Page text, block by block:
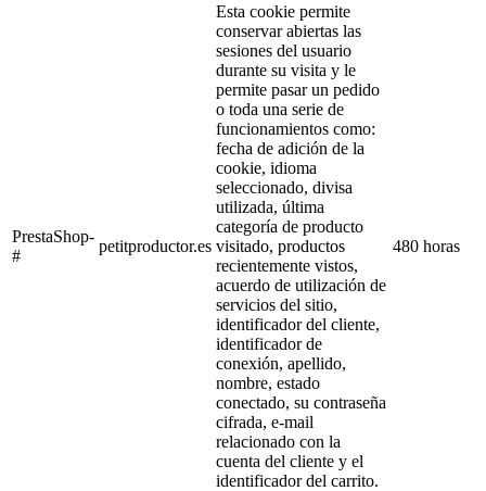
PrestaShop-
#
petitproductor.es
Esta cookie permite
conservar abiertas las
sesiones del usuario
durante su visita y le
permite pasar un pedido
o toda una serie de
funcionamientos como:
fecha de adición de la
cookie, idioma
seleccionado, divisa
utilizada, última
categoría de producto
visitado, productos
recientemente vistos,
acuerdo de utilización de
servicios del sitio,
identificador del cliente,
identificador de
conexión, apellido,
nombre, estado
conectado, su contraseña
cifrada, e-mail
relacionado con la
cuenta del cliente y el
identificador del carrito.
480 horas